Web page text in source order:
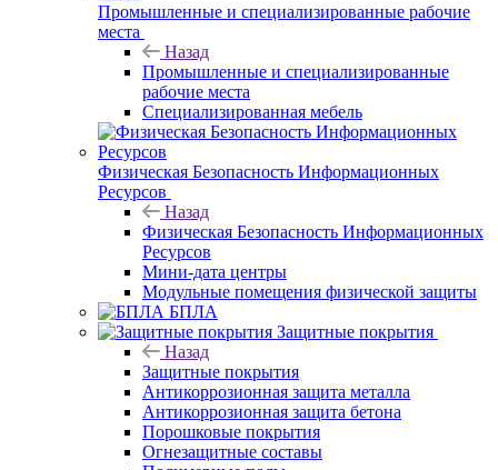
Промышленные и специализированные рабочие
места
Назад
Промышленные и специализированные
рабочие места
Специализированная мебель
Физическая Безопасность Информационных
Ресурсов
Назад
Физическая Безопасность Информационных
Ресурсов
Мини-дата центры
Модульные помещения физической защиты
БПЛА
Защитные покрытия
Назад
Защитные покрытия
Антикоррозионная защита металла
Антикоррозионная защита бетона
Порошковые покрытия
Огнезащитные составы